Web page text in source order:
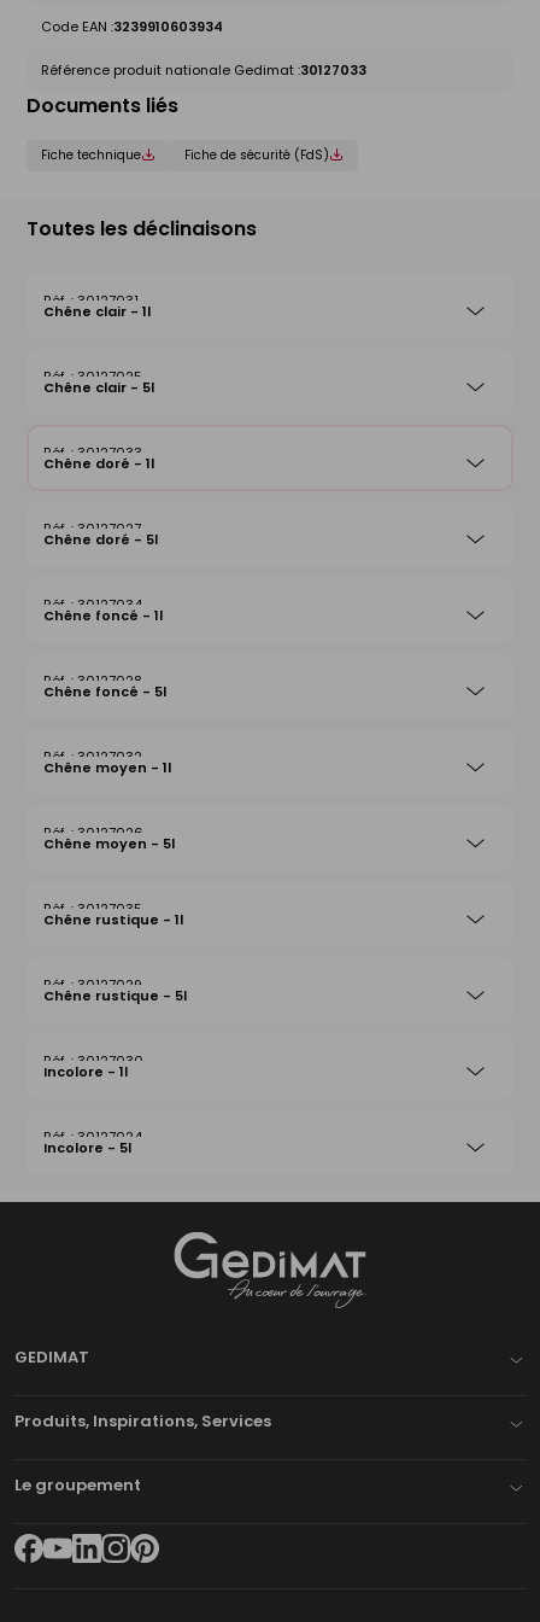
Code EAN :3239910603934
Référence produit nationale Gedimat :30127033
Documents liés
Fiche technique Fiche de sécurité (FdS)
Toutes les déclinaisons
30127031
Chêne clair - 1l
30127025
Chêne clair - 5l
30127033
Chêne doré - 1l
30127027
Chêne doré - 5l
30127034
Chêne foncé - 1l
30127028
Chêne foncé - 5l
30127032
Chêne moyen - 1l
30127026
Chêne moyen - 5l
30127035
Chêne rustique - 1l
30127029
Chêne rustique - 5l
30127030
Incolore - 1l
30127024
Incolore - 5l
GEDIMAT
Produits, Inspirations, Services
Le groupement